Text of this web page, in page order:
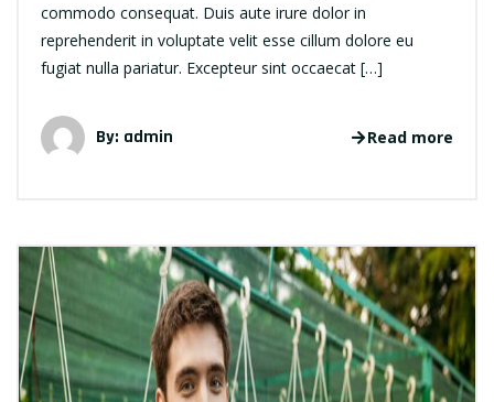
commodo consequat. Duis aute irure dolor in
reprehenderit in voluptate velit esse cillum dolore eu
fugiat nulla pariatur. Excepteur sint occaecat […]
By: admin Read more